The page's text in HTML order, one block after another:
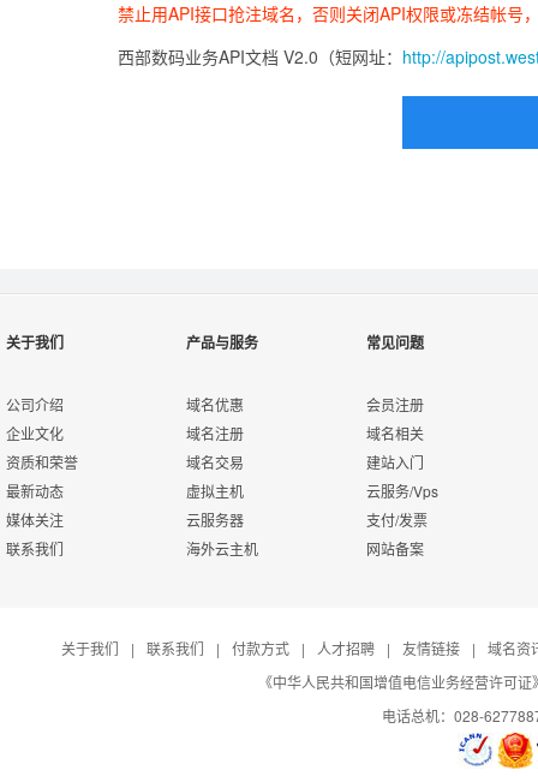
禁止用API接口抢注域名，否则关闭API权限或冻结帐号
西部数码业务API文档 V2.0（短网址： http://
关于我们
公司介绍
企业文化
资质和荣誉
最新动态
媒体关注
联系我们
产品与服务
域名优惠
域名注册
域名交易
虚拟主机
云服务器
海外云主机
常见问题
会员注册
域名相关
建站入门
云服务/Vps
支付/发票
网站备案
关于我们 | 联系我们 | 付款方式 | 人才招聘 | 友情链接 |
域名资
《中华人民共和国增值电信业务经营许可
电话总机：028-